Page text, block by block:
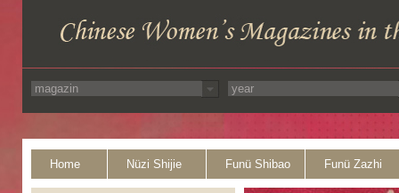
Home Nüzi Shijie Funü Shibao Funü Zazhi